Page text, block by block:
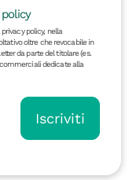
policy
policy, nella
oltre che revocabile in
da parte del titolare (es.
dedicate alla
Iscriviti